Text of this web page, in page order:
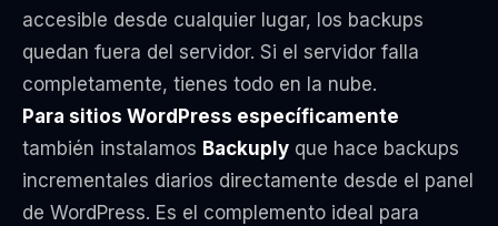
accesible desde cualquier lugar, los backups
quedan fuera del servidor. Si el servidor falla
completamente, tienes todo en la nube.
Para sitios WordPress específicamente
también instalamos Backuply que hace backups
incrementales diarios directamente desde el panel
de WordPress. Es el complemento ideal para